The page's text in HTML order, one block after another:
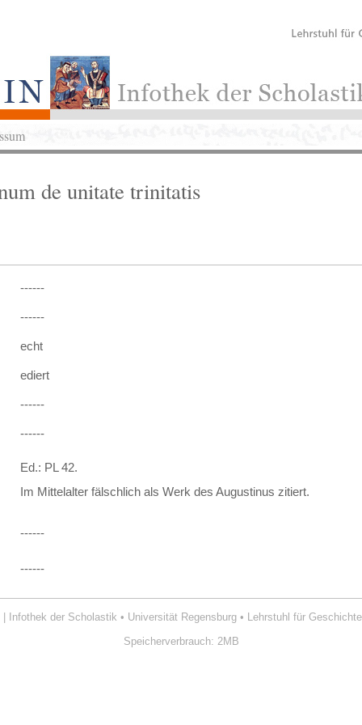
de unitate trinitatis
------
------
echt
ediert
------
------
Ed.: PL 42.
Im Mittelalter fälschlich als Werk des Augustinus zitiert.
------
------
| Infothek der Scholastik • Universität Regensburg• Lehrstuhl für
Speicherverbrauch: 2MB